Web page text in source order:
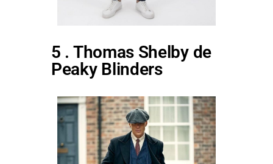
5 . Thomas Shelby de
Peaky Blinders